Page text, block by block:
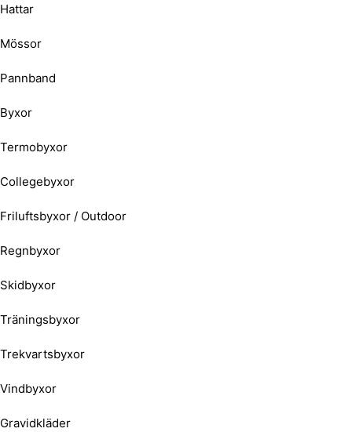
Hattar
Mössor
Pannband
Byxor
Termobyxor
Collegebyxor
Friluftsbyxor / Outdoor
Regnbyxor
Skidbyxor
Träningsbyxor
Trekvartsbyxor
Vindbyxor
Gravidkläder